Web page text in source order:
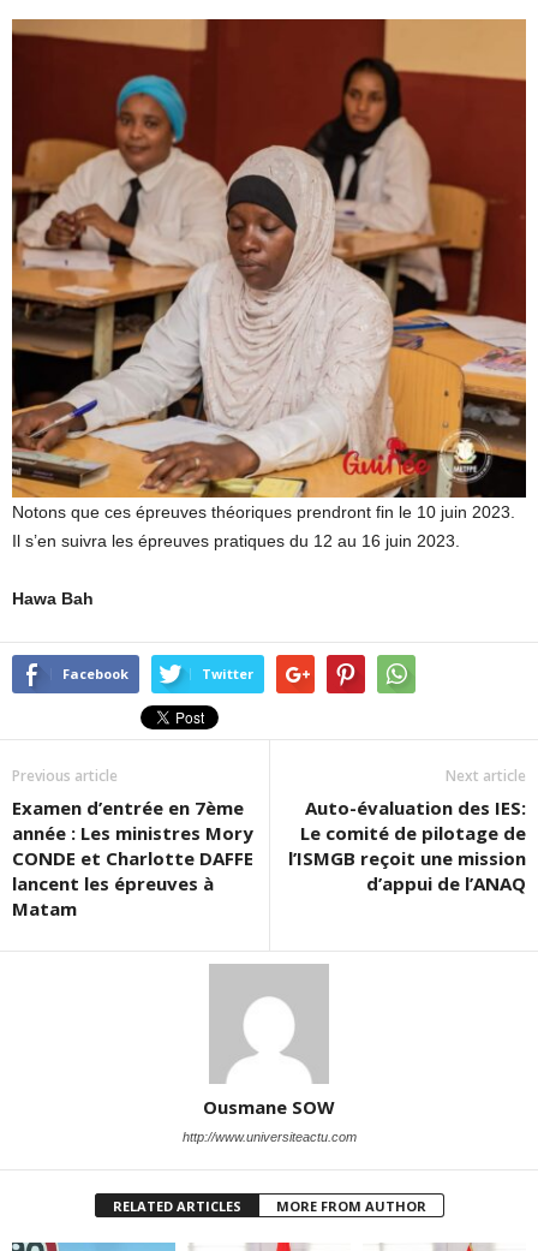
Notons que ces épreuves théoriques prendront fin le 10 juin 2023.
Il s’en suivra les épreuves pratiques du 12 au 16 juin 2023.
Hawa Bah
Facebook Twitter
Previous article
Examen d’entrée en 7ème
année : Les ministres Mory
CONDE et Charlotte DAFFE
lancent les épreuves à
Matam
Next article
Auto-évaluation des IES:
Le comité de pilotage de
l’ISMGB reçoit une mission
d’appui de l’ANAQ
Ousmane SOW
http://www.universiteactu.com
RELATED ARTICLES MORE FROM AUTHOR